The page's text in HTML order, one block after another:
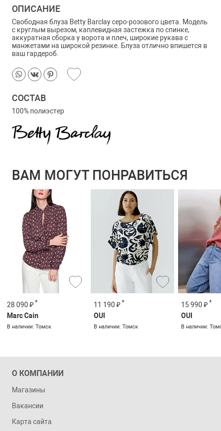
ОПИСАНИЕ
Свободная блуза Betty Barclay серо-розового цвета. Модель
с круглым вырезом, каплевидная застежка по спинке,
аккуратная сборка у ворота и плеч, широкие рукава с
манжетами на широкой резинке. Блуза отлично впишется в
ваш гардероб.
СОСТАВ
100% полиэстер
ВАМ МОГУТ ПОНРАВИТЬСЯ
28 090 ₽ *
Marc Cain
В наличии: Томск
11 190 ₽ *
OUI
В наличии: Томск
15 990 ₽ *
OUI
В наличии:
О КОМПАНИИ
Магазины
Вакансии
Карта сайта